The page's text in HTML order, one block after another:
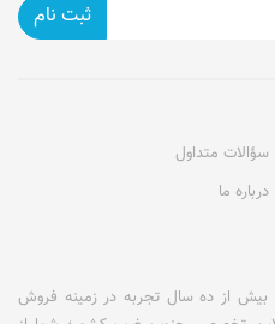
ثبت نام
سؤالات متداول
درباره ما
بیش از ده سال تجربه در زمینه فروش